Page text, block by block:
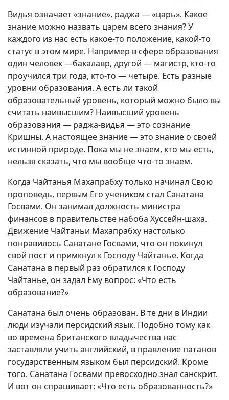
Видья означает «знание», раджа — «царь». Какое
знание можно назвать царем всего знания? У
каждого из нас есть какое-то положение, какой-то
статус в этом мире. Например в сфере образования
один человек —бакалавр, другой — магистр, кто-то
проучился три года, кто-то — четыре. Есть разные
уровни образования. А есть ли такой
образовательный уровень, который можно было вы
считать наивысшим? Наивысший уровень
образования — раджа-видья — это сознание
Кришны. А настоящее знание — это знание о своей
истинной природе. Пока мы не знаем, кто мы есть,
нельзя сказать, что мы вообще что-то знаем.
Когда Чайтанья Махапрабху только начинал Свою
проповедь, первым Его учеником стал Санатана
Госвами. Он занимал должность министра
финансов в правительстве набоба Хуссейн-шаха.
Движение Чайтаньи Махапрабху настолько
понравилось Санатане Госвами, что он покинул
свой пост и примкнул к Господу Чайтанье. Когда
Санатана в первый раз обратился к Господу
Чайтанье, он задал Ему вопрос: «Что есть
образование?»
Санатана был очень образован. В те дни в Индии
люди изучали персидский язык. Подобно тому как
во времена британского владычества нас
заставляли учить английский, в правление патанов
государственным языком был персидский. Кроме
того. Санатана Госвами превосходно знал санскрит.
И вот он спрашивает: «Что есть образованность?»